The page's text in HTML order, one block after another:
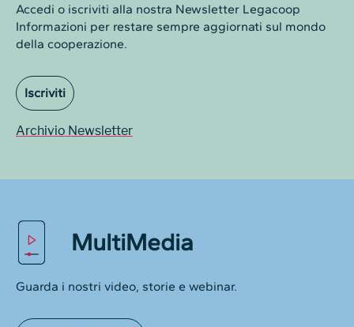
Accedi o iscriviti alla nostra Newsletter Legacoop
Informazioni per restare sempre aggiornati sul mondo
della cooperazione.
Iscriviti
Archivio Newsletter
MultiMedia
Guarda i nostri video, storie e webinar.